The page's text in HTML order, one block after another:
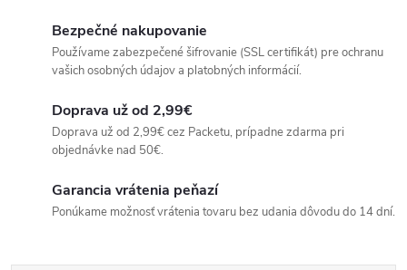
Bezpečné nakupovanie
Používame zabezpečené šifrovanie (SSL certifikát) pre ochranu
vašich osobných údajov a platobných informácií.
Doprava už od 2,99€
Doprava už od 2,99€ cez Packetu, prípadne zdarma pri
objednávke nad 50€.
Garancia vrátenia peňazí
Ponúkame možnosť vrátenia tovaru bez udania dôvodu do 14 dní.